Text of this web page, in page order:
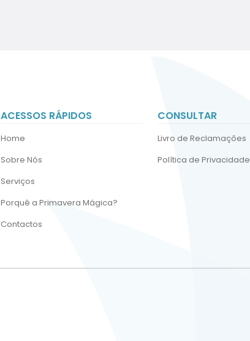
ACESSOS RÁPIDOS
Home
Sobre Nós
Serviços
Porquê a Primavera Mágica?
Contactos
CONSULTAR
Livro de Reclamações
Política de Privacidade